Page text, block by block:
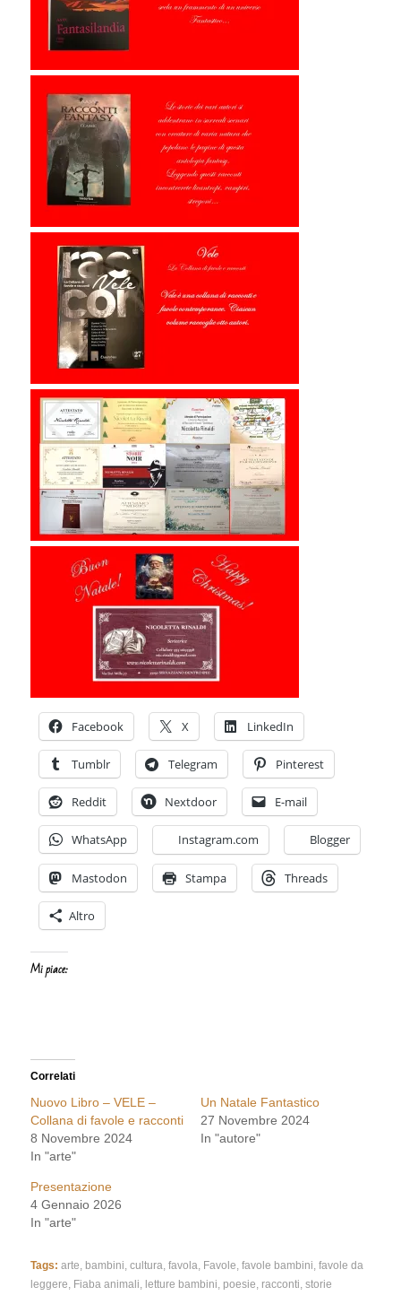
Facebook X LinkedIn
Tumblr Telegram Pinterest
Reddit Nextdoor E-mail
WhatsApp Instagram.com Blogger
Mastodon Stampa Threads
Altro
Mi piace:
Correlati
Nuovo Libro – VELE –
Collana di favole e racconti
8 Novembre 2024
In "arte"
Un Natale Fantastico
27 Novembre 2024
In "autore"
Presentazione
4 Gennaio 2026
In "arte"
Tags: arte bambini cultura favola Favole favole bambini favole da
leggere
Fiaba animali letture bambini poesie racconti storie